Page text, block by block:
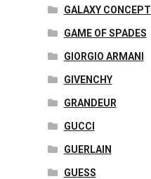
GALAXY CONCEPT
GAME OF SPADES
GIORGIO ARMANI
GIVENCHY
GRANDEUR
GUCCI
GUERLAIN
GUESS